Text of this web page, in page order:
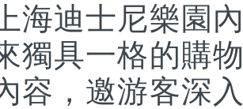
海迪士尼樂園
獨具一格的購
容，邀游客深